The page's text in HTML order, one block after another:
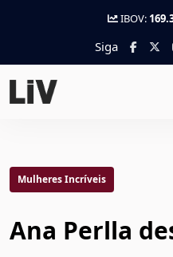
IBOV:
Siga
Mulheres Incríveis
Ana Perlla